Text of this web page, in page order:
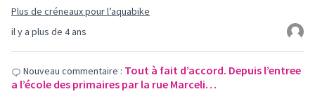
il y a plus de 4 ans
Plus de créneaux pour l’aquabike
Nouveau commentaire : Tout à fait d’accord. Depuis l’entree
a l’école des primaires par la rue Marceli…